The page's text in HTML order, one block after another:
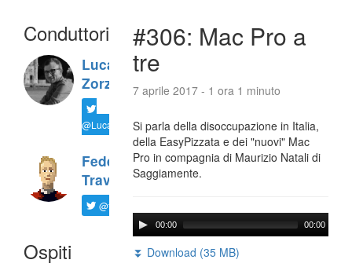
Conduttori
Luca
Zorzi
@LucaTNT
Federico
Travaini
@ftrava
Ospiti
#306: Mac Pro a
tre
7 aprile 2017 - 1 ora 1 minuto
Si parla della disoccupazione in Italia,
della EasyPizzata e dei "nuovi" Mac
Pro in compagnia di Maurizio Natali di
Saggiamente.
00:00 00:00
⏬ Download (35 MB)